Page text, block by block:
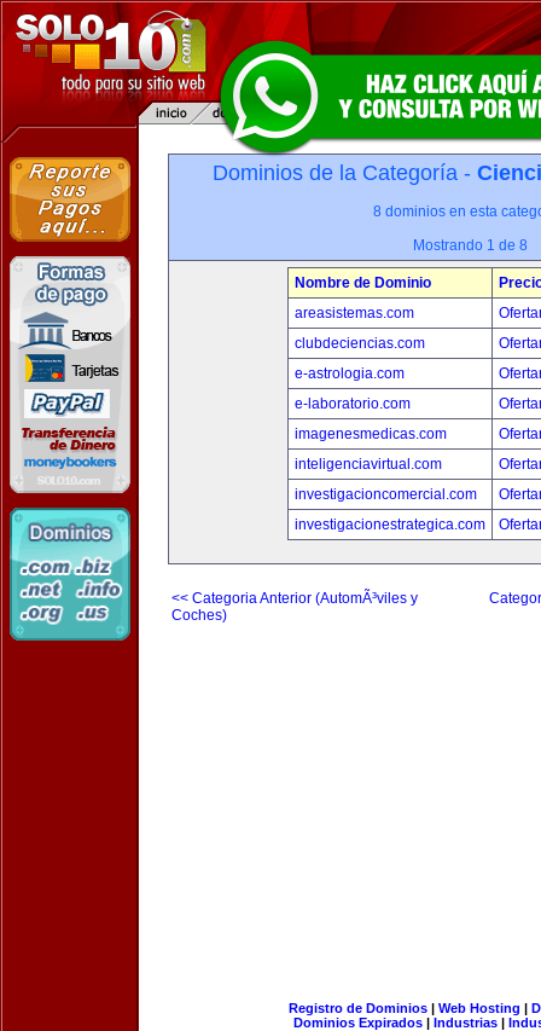
Dominios de la Categoría -
8 dominios en esta
Mostrando 1 de 8
Nombre de Dominio
areasistemas.com
clubdeciencias.com
e-astrologia.com
e-laboratorio.com
imagenesmedicas.com
inteligenciavirtual.com
investigacioncomercial.com
investigacionestrategica.com
<< Categoria Anterior (AutomÃ³viles y
Coches)
Registro de Dominios| Web Hosting |
Dominios Expirados | Industrias |